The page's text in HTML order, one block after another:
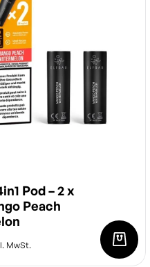
Pod – 2 x
Peach
MwSt.